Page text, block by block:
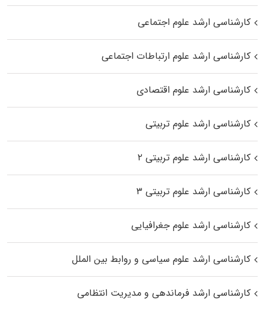
کارشناسی ارشد علوم اجتماعی
کارشناسی ارشد علوم ارتباطات اجتماعی
کارشناسی ارشد علوم اقتصادی
کارشناسی ارشد علوم تربیتی
کارشناسی ارشد علوم تربیتی ۲
کارشناسی ارشد علوم تربیتی ۳
کارشناسی ارشد علوم جغرافیایی
کارشناسی ارشد علوم سیاسی و روابط بین الملل
کارشناسی ارشد فرماندهی و مدیریت انتظامی